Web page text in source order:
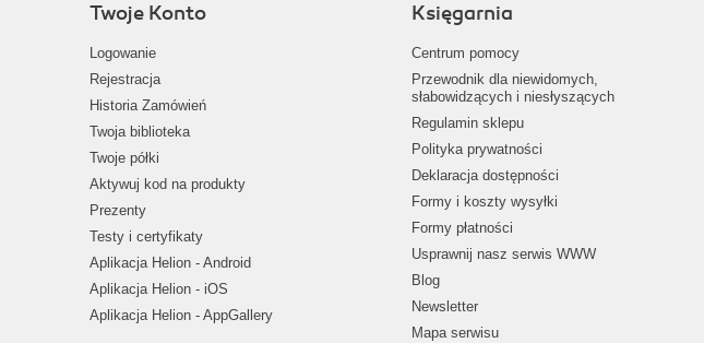
Twoje Konto
Logowanie
Rejestracja
Historia Zamówień
Twoja biblioteka
Twoje półki
Aktywuj kod na produkty
Prezenty
Testy i certyfikaty
Aplikacja Helion - Android
Aplikacja Helion - iOS
Aplikacja Helion - AppGallery
Księgarnia
Centrum pomocy
Przewodnik dla niewidomych,
słabowidzących i niesłyszących
Regulamin sklepu
Polityka prywatności
Deklaracja dostępności
Formy i koszty wysyłki
Formy płatności
Usprawnij nasz serwis WWW
Blog
Newsletter
Mapa serwisu